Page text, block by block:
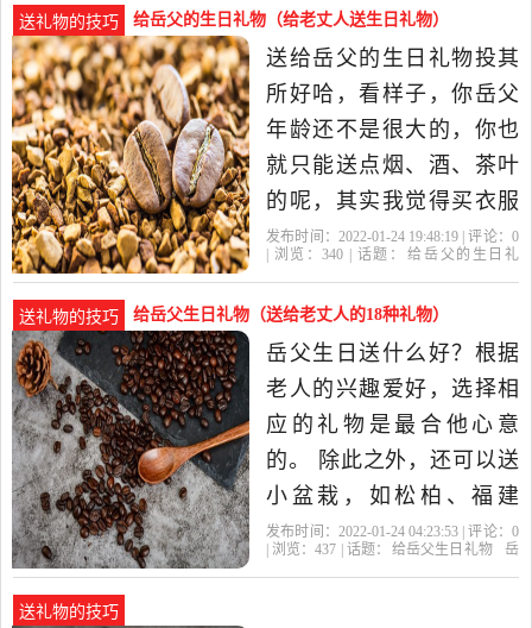
兰、万年青、常春藤等；
在颜色方面，尽量送喜
气、热闹的颜色花卉，不
要送全白或太过素雅的花
朵。推荐...岳父生日
送礼物的技巧 给岳父的生日礼物（给老丈人送生日礼物）
送给岳父的生日礼物投其
所好哈，看样子，你岳父
年龄还不是很大的，你也
就只能送点烟、酒、茶叶
的呢，其实我觉得买衣服
还是可以的，我觉得很多
他们家缺啥子嘛，你觉得
缺啥子就买点啥子三，最
重要是心意，有时候不一
定要创新，最重要的是心
意...给未来岳父
发布时间：2022-01-24 19:48:19 | 评论： 0
| 浏览：340 | 话题：
给岳父的生日礼
送礼物的技巧 给岳父生日礼物（送给老丈人的18种礼物）
岳父生日送什么好？根据
老人的兴趣爱好，选择相
应的礼物是最合他心意
的。 除此之外，还可以送
小盆栽，如松柏、福建
茶；或者送一些长寿耐开
发布时间：2022-01-24 04:23:53 | 评论： 0
| 浏览：437 | 话题： 给岳父生日礼物
岳
送礼物的技巧